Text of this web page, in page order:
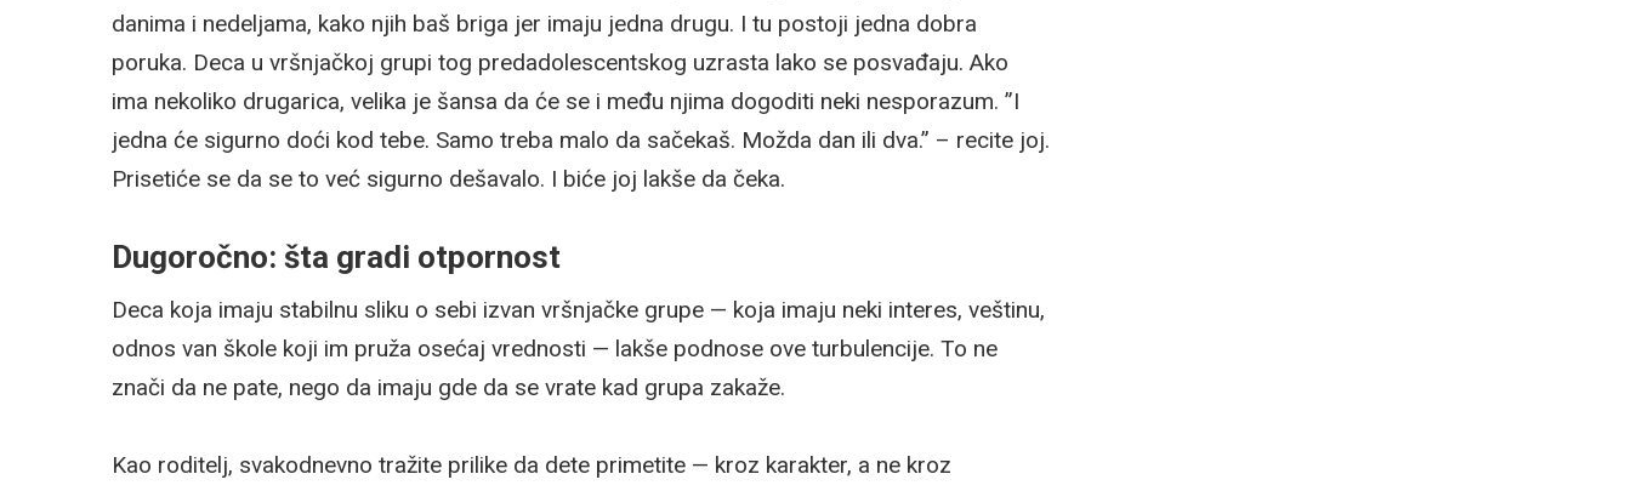
danima i nedeljama, kako njih baš briga jer imaju jedna drugu. I tu postoji jedna dobra
poruka. Deca u vršnjačkoj grupi tog predadolescentskog uzrasta lako se posvađaju. Ako
ima nekoliko drugarica, velika je šansa da će se i među njima dogoditi neki nesporazum. ”I
jedna će sigurno doći kod tebe. Samo treba malo da sačekaš. Možda dan ili dva.” – recite joj.
Prisetiće se da se to već sigurno dešavalo. I biće joj lakše da čeka.
Dugoročno: šta gradi otpornost
Deca koja imaju stabilnu sliku o sebi izvan vršnjačke grupe — koja imaju neki interes, veštinu,
odnos van škole koji im pruža osećaj vrednosti — lakše podnose ove turbulencije. To ne
znači da ne pate, nego da imaju gde da se vrate kad grupa zakaže.
Kao roditelj, svakodnevno tražite prilike da dete primetite — kroz karakter, a ne kroz